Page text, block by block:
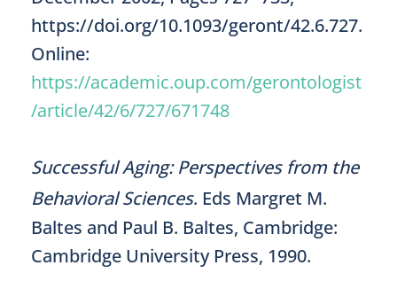
https://doi.org/10.1093/geront/42.6.727.
Online:
https://academic.oup.com/gerontologist
/article/42/6/727/671748
Successful Aging: Perspectives from the
Behavioral Sciences. Eds Margret M.
Baltes and Paul B. Baltes, Cambridge:
Cambridge University Press, 1990.